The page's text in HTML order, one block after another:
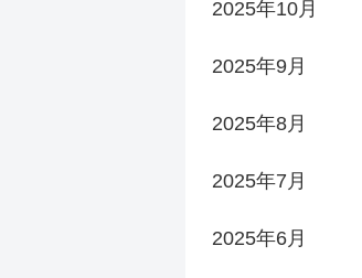
2025年10月
2025年9月
2025年8月
2025年7月
2025年6月